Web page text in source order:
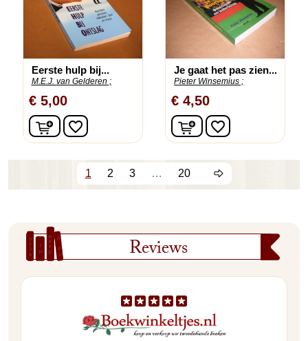
Reviews
Eerste hulp bij...
M.E.J. van Gelderen ;
€ 5,00
In winkelwagen
favorite_border
Je gaat het pas zien...
Pieter Winsemius ;
€ 4,50
In winkelwagen
favorite_border
1 2 3 … 20